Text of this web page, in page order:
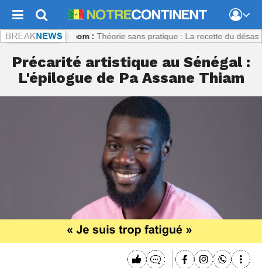
: Théorie sans pratique : La recette du désastre
Précarité artistique au Sénégal :
L'épilogue de Pa Assane Thiam